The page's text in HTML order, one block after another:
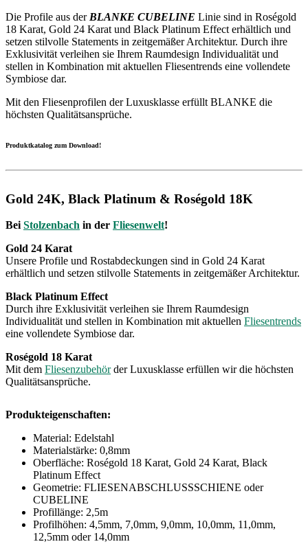
Die Profile aus der BLANKE CUBELINE Linie sind in Roségold
18 Karat, Gold 24 Karat und Black Platinum Effect erhältlich und
setzen stilvolle Statements in zeitgemäßer Architektur. Durch ihre
Exklusivität verleihen sie Ihrem Raumdesign Individualität und
stellen in Kombination mit aktuellen Fliesentrends eine vollendete
Symbiose dar.
Mit den Fliesenprofilen der Luxusklasse erfüllt BLANKE die
höchsten Qualitätsansprüche.
Produktkatalog zum Download!
Gold 24K, Black Platinum & Roségold 18K
Bei Stolzenbach in der Fliesenwelt!
Gold 24 Karat
Unsere Profile und Rostabdeckungen sind in Gold 24 Karat
erhältlich und setzen stilvolle Statements in zeitgemäßer Architektur.
Black Platinum Effect
Durch ihre Exklusivität verleihen sie Ihrem Raumdesign
Individualität und stellen in Kombination mit aktuellen Fliesentrends
eine vollendete Symbiose dar.
Roségold 18 Karat
Mit dem Fliesenzubehörder Luxusklasse erfüllen wir die höchsten
Qualitätsansprüche.
Produkteigenschaften:
Material: Edelstahl
Materialstärke: 0,8mm
Oberfläche: Roségold 18 Karat, Gold 24 Karat, Black
Platinum Effect
Geometrie: FLIESENABSCHLUSSSCHIENE oder
CUBELINE
Profillänge: 2,5m
Profilhöhen: 4,5mm, 7,0mm, 9,0mm, 10,0mm, 11,0mm,
12,5mm oder 14,0mm